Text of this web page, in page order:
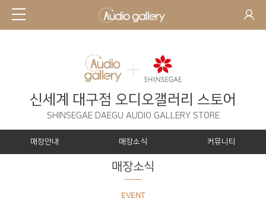
신세계 대구점 오디오갤러리 스토어
SHINSEGAE DAEGU AUDIO GALLERY STORE
매장안내 매장소식 커뮤니티
매장소식
EVENT